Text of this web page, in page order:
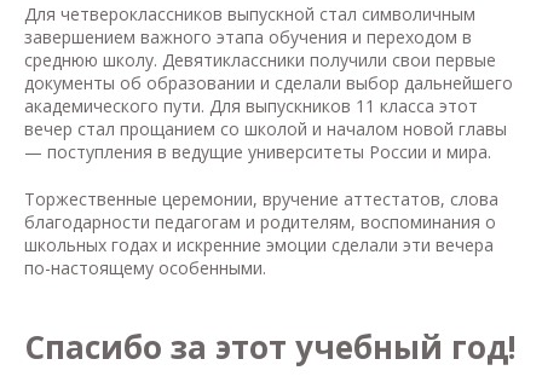
Для четвероклассников выпускной стал символичным
завершением важного этапа обучения и переходом в
среднюю школу. Девятиклассники получили свои первые
документы об образовании и сделали выбор дальнейшего
академического пути. Для выпускников 11 класса этот
вечер стал прощанием со школой и началом новой главы
— поступления в ведущие университеты России и мира.
Торжественные церемонии, вручение аттестатов, слова
благодарности педагогам и родителям, воспоминания о
школьных годах и искренние эмоции сделали эти вечера
по-настоящему особенными.
Спасибо за этот учебный год!